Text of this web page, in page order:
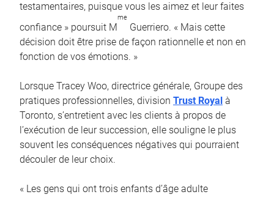
testamentaires, puisque vous les aimez et leur faites
confiance » poursuit M
me
Guerriero. « Mais cette
décision doit être prise de façon rationnelle et non en
fonction de vos émotions. »
Lorsque Tracey Woo, directrice générale, Groupe des
pratiques professionnelles, division Trust Royal à
Toronto, s’entretient avec les clients à propos de
l’exécution de leur succession, elle souligne le plus
souvent les conséquences négatives qui pourraient
découler de leur choix.
« Les gens qui ont trois enfants d’âge adulte